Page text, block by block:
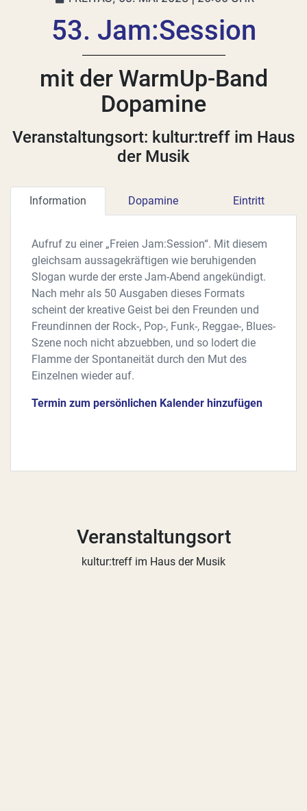
53. Jam:Session
mit der WarmUp-Band
Dopamine
Veranstaltungsort: kultur:treff im Haus
der Musik
Information Dopamine Eintritt
Aufruf zu einer „Freien Jam:Session“. Mit diesem
gleichsam aussagekräftigen wie beruhigenden
Slogan wurde der erste Jam-Abend angekündigt.
Nach mehr als 50 Ausgaben dieses Formats
scheint der kreative Geist bei den Freunden und
Freundinnen der Rock-, Pop-, Funk-, Reggae-, Blues-
Szene noch nicht abzuebben, und so lodert die
Flamme der Spontaneität durch den Mut des
Einzelnen wieder auf.
Termin zum persönlichen Kalender hinzufügen
Veranstaltungsort
kultur:treff im Haus der Musik